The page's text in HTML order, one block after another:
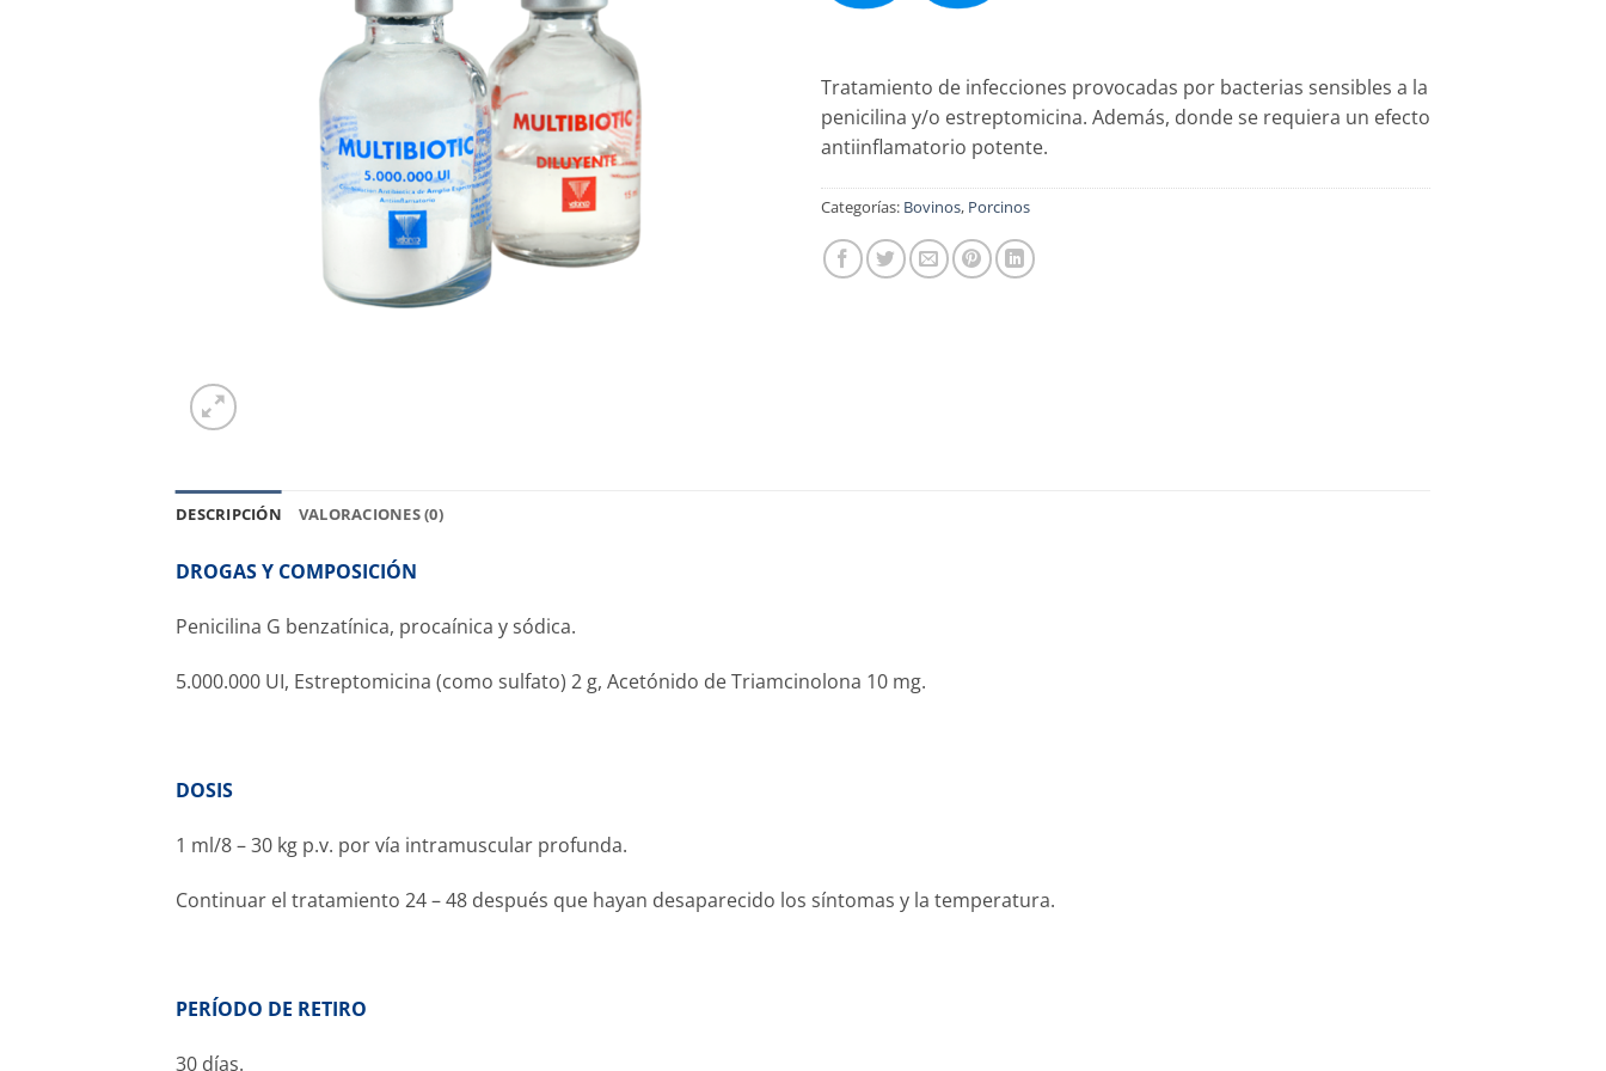
Tratamiento de infecciones provocadas por bacterias sensibles a la
penicilina y/o estreptomicina. Además, donde se requiera un efecto
antiinflamatorio potente.
Categorías: Bovinos, Porcinos
DESCRIPCIÓN VALORACIONES (0)
DROGAS Y COMPOSICIÓN
Penicilina G benzatínica, procaínica y sódica.
5.000.000 UI, Estreptomicina (como sulfato) 2 g, Acetónido de Triamcinolona 10 mg.
DOSIS
1 ml/8 – 30 kg p.v. por vía intramuscular profunda.
Continuar el tratamiento 24 – 48 después que hayan desaparecido los síntomas y la temperatura.
PERÍODO DE RETIRO
30 días.